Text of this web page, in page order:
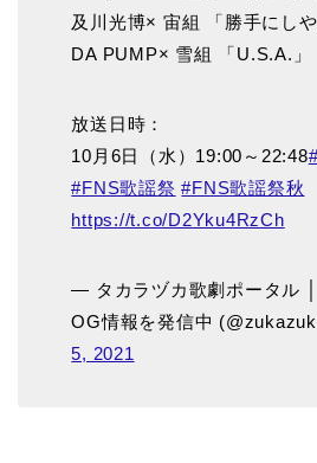
及川光博× 宙組 「勝手にしや
DA PUMP× 雪組 「U.S.A.」
放送日時：
10月6日（水）19:00～22:48
#FNS歌謡祭 #FNS歌謡祭秋
https://t.co/D2Yku4RzCh
— タカラヅカ歌劇ポータル
OG情報を発信中
5, 2021